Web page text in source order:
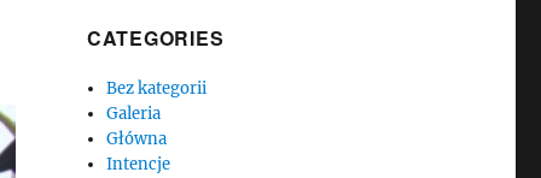
CATEGORIES
Bez kategorii
Galeria
Główna
Intencje